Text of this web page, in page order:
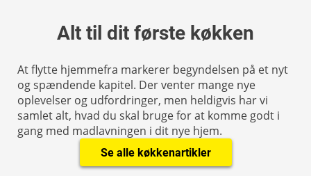
Alt til dit første køkken
At flytte hjemmefra markerer begyndelsen på et nyt
og spændende kapitel. Der venter mange nye
oplevelser og udfordringer, men heldigvis har vi
samlet alt, hvad du skal bruge for at komme godt i
gang med madlavningen i dit nye hjem.
Se alle køkkenartikler